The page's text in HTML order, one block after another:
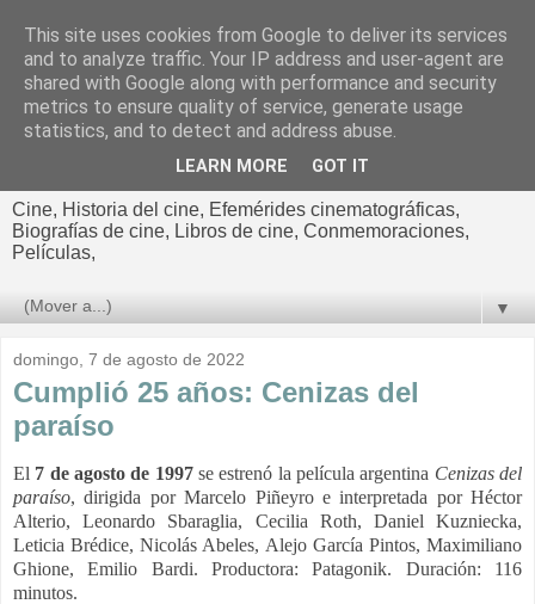
El cultural
cinematográfico de Jorge
Cine, Historia del cine, Efemérides cinematográficas,
Biografías de cine, Libros de cine, Conmemoraciones,
Películas,
▼
domingo, 7 de agosto de 2022
Cumplió 25 años: Cenizas del
paraíso
El 7 de agosto de 1997se estrenó la película argentina Cenizas del
paraíso, dirigida por Marcelo Piñeyro e interpretada por Héctor
Alterio, Leonardo Sbaraglia, Cecilia Roth, Daniel Kuzniecka,
Leticia Brédice, Nicolás Abeles, Alejo García Pintos, Maximiliano
Ghione, Emilio Bardi. Productora: Patagonik. Duración: 116
minutos.
This site uses cookies from Google to deliver its services
and to analyze traffic. Your IP address and user-agent are
shared with Google along with performance and security
metrics to ensure quality of service, generate usage
statistics, and to detect and address abuse.
LEARN MORE GOT IT